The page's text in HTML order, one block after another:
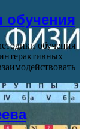
обучения
обучения